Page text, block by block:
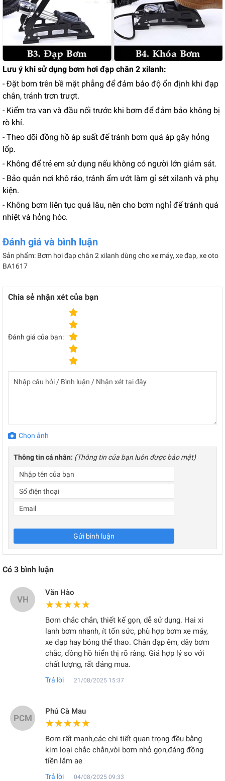
Lưu ý khi sử dụng bơm hơi đạp chân 2 xilanh:
- Đặt bơm trên bề mặt phẳng để đảm bảo độ ổn định khi đạp
chân, tránh trơn trượt.
- Kiểm tra van và đầu nối trước khi bơm để đảm bảo không bị
rò khí.
- Theo dõi đồng hồ áp suất để tránh bơm quá áp gây hỏng
lốp.
- Không để trẻ em sử dụng nếu không có người lớn giám sát.
- Bảo quản nơi khô ráo, tránh ẩm ướt làm gỉ sét xilanh và phụ
kiện.
- Không bơm liên tục quá lâu, nên cho bơm nghỉ để tránh quá
nhiệt và hỏng hóc.
Đánh giá và bình luận
Sản phẩm: Bơm hơi đạp chân 2 xilanh dùng cho xe máy, xe đạp, xe oto
BA1617
Chia sẻ nhận xét của bạn
Đánh giá của bạn:
Chọn ảnh
Thông tin cá nhân: (Thông tin của bạn luôn được bảo mật)
Gửi bình luận
Có 3 bình luận
VH
Văn Hào
★★★★★
★★★★★
Bơm chắc chắn, thiết kế gọn, dễ sử dụng. Hai xi
lanh bơm nhanh, ít tốn sức, phù hợp bơm xe máy,
xe đạp hay bóng thể thao. Chân đạp êm, dây bơm
chắc, đồng hồ hiển thị rõ ràng. Giá hợp lý so với
chất lượng, rất đáng mua.
Trả lời 21/08/2025 15:37
PCM
Phú Cà Mau
★★★★★
★★★★★
Bơm rất mạnh,các chi tiết quan trọng đều bằng
kim loại chắc chắn,vòi bơm nhỏ gọn,đáng đồng
tiền lắm ae
Trả lời 04/08/2025 09:33